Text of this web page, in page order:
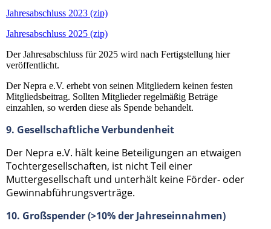
Jahresabschluss 2023 (zip)
Jahresabschluss 2025 (zip)
Der Jahresabschluss für 2025 wird nach Fertigstellung hier
veröffentlicht.
Der Nepra e.V. erhebt von seinen Mitgliedern keinen festen
Mitgliedsbeitrag. Sollten Mitglieder regelmäßig Beträge
einzahlen, so werden diese als Spende behandelt.
9. Gesellschaftliche Verbundenheit
Der Nepra e.V. hält keine Beteiligungen an etwaigen
Tochtergesellschaften, ist nicht Teil einer
Muttergesellschaft und unterhält keine Förder- oder
Gewinnabführungsverträge.
10. Großspender (>10% der Jahreseinnahmen)